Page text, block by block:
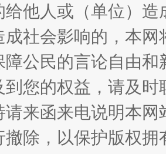
划来了！等你上场
给他人或（单位）
成社会影响的，本
障公民的言论自由
到您的权益，请及
请来函来电说明本
撤除，以保护版权